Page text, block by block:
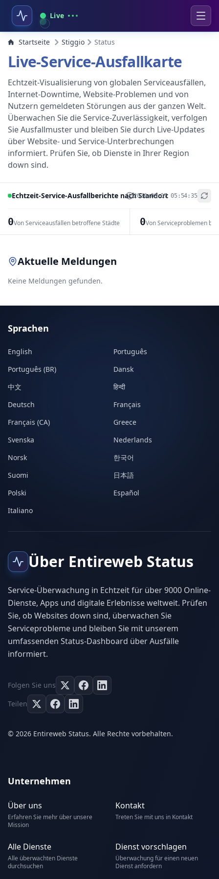
Live
Startseite Stiggio Status
Live-Service-Ausfallkarte
Echtzeit-Visualisierung von globalen Serviceausfällen,
Internet-Downtime, Website-Problemen und von
Nutzern gemeldeten Störungen aus der ganzen Welt.
Überwachen Sie die Service-Zuverlässigkeit, verfolgen
Sie Ausfallmuster und bleiben Sie durch Live-Updates
über Website- und Service-Unterbrechungen
informiert. Prüfen Sie, ob Dienste in Ihrer Region
down sind.
Echtzeit-Service-Ausfallberichte nach Standort
2026-08-07 05:54:35
0Von Serviceausfällen betroffene Städte 0Von Serviceproblemen
+
Aktuelle Meldungen
Keine Meldungen gefunden.
Sprachen
English
Português
Português (BR)
Dansk
中文
हिन्दी
Deutsch
Français
Français (CA)
Greece
Svenska
Nederlands
Norsk
한국어
Suomi
日本語
Polski
Español
Italiano
Über Entireweb Status
Service-Überwachung in Echtzeit für über 9000 Online-
Dienste, Apps und digitale Erlebnisse weltweit. Prüfen
Sie, ob Websites down sind, überwachen Sie
Serviceprobleme und bleiben Sie mit unserem
umfassenden Status-Dashboard über Ausfälle
informiert.
Folgen Sie uns
Teilen
© 2026 Entireweb Status. Alle Rechte vorbehalten.
Unternehmen
Über uns
Erfahren Sie mehr über unsere
Mission
Kontakt
Treten Sie mit uns in Kontakt
Alle Dienste
Alle überwachten Dienste
durchsuchen
Dienst vorschlagen
Überwachung für einen neuen
Dienst anfordern